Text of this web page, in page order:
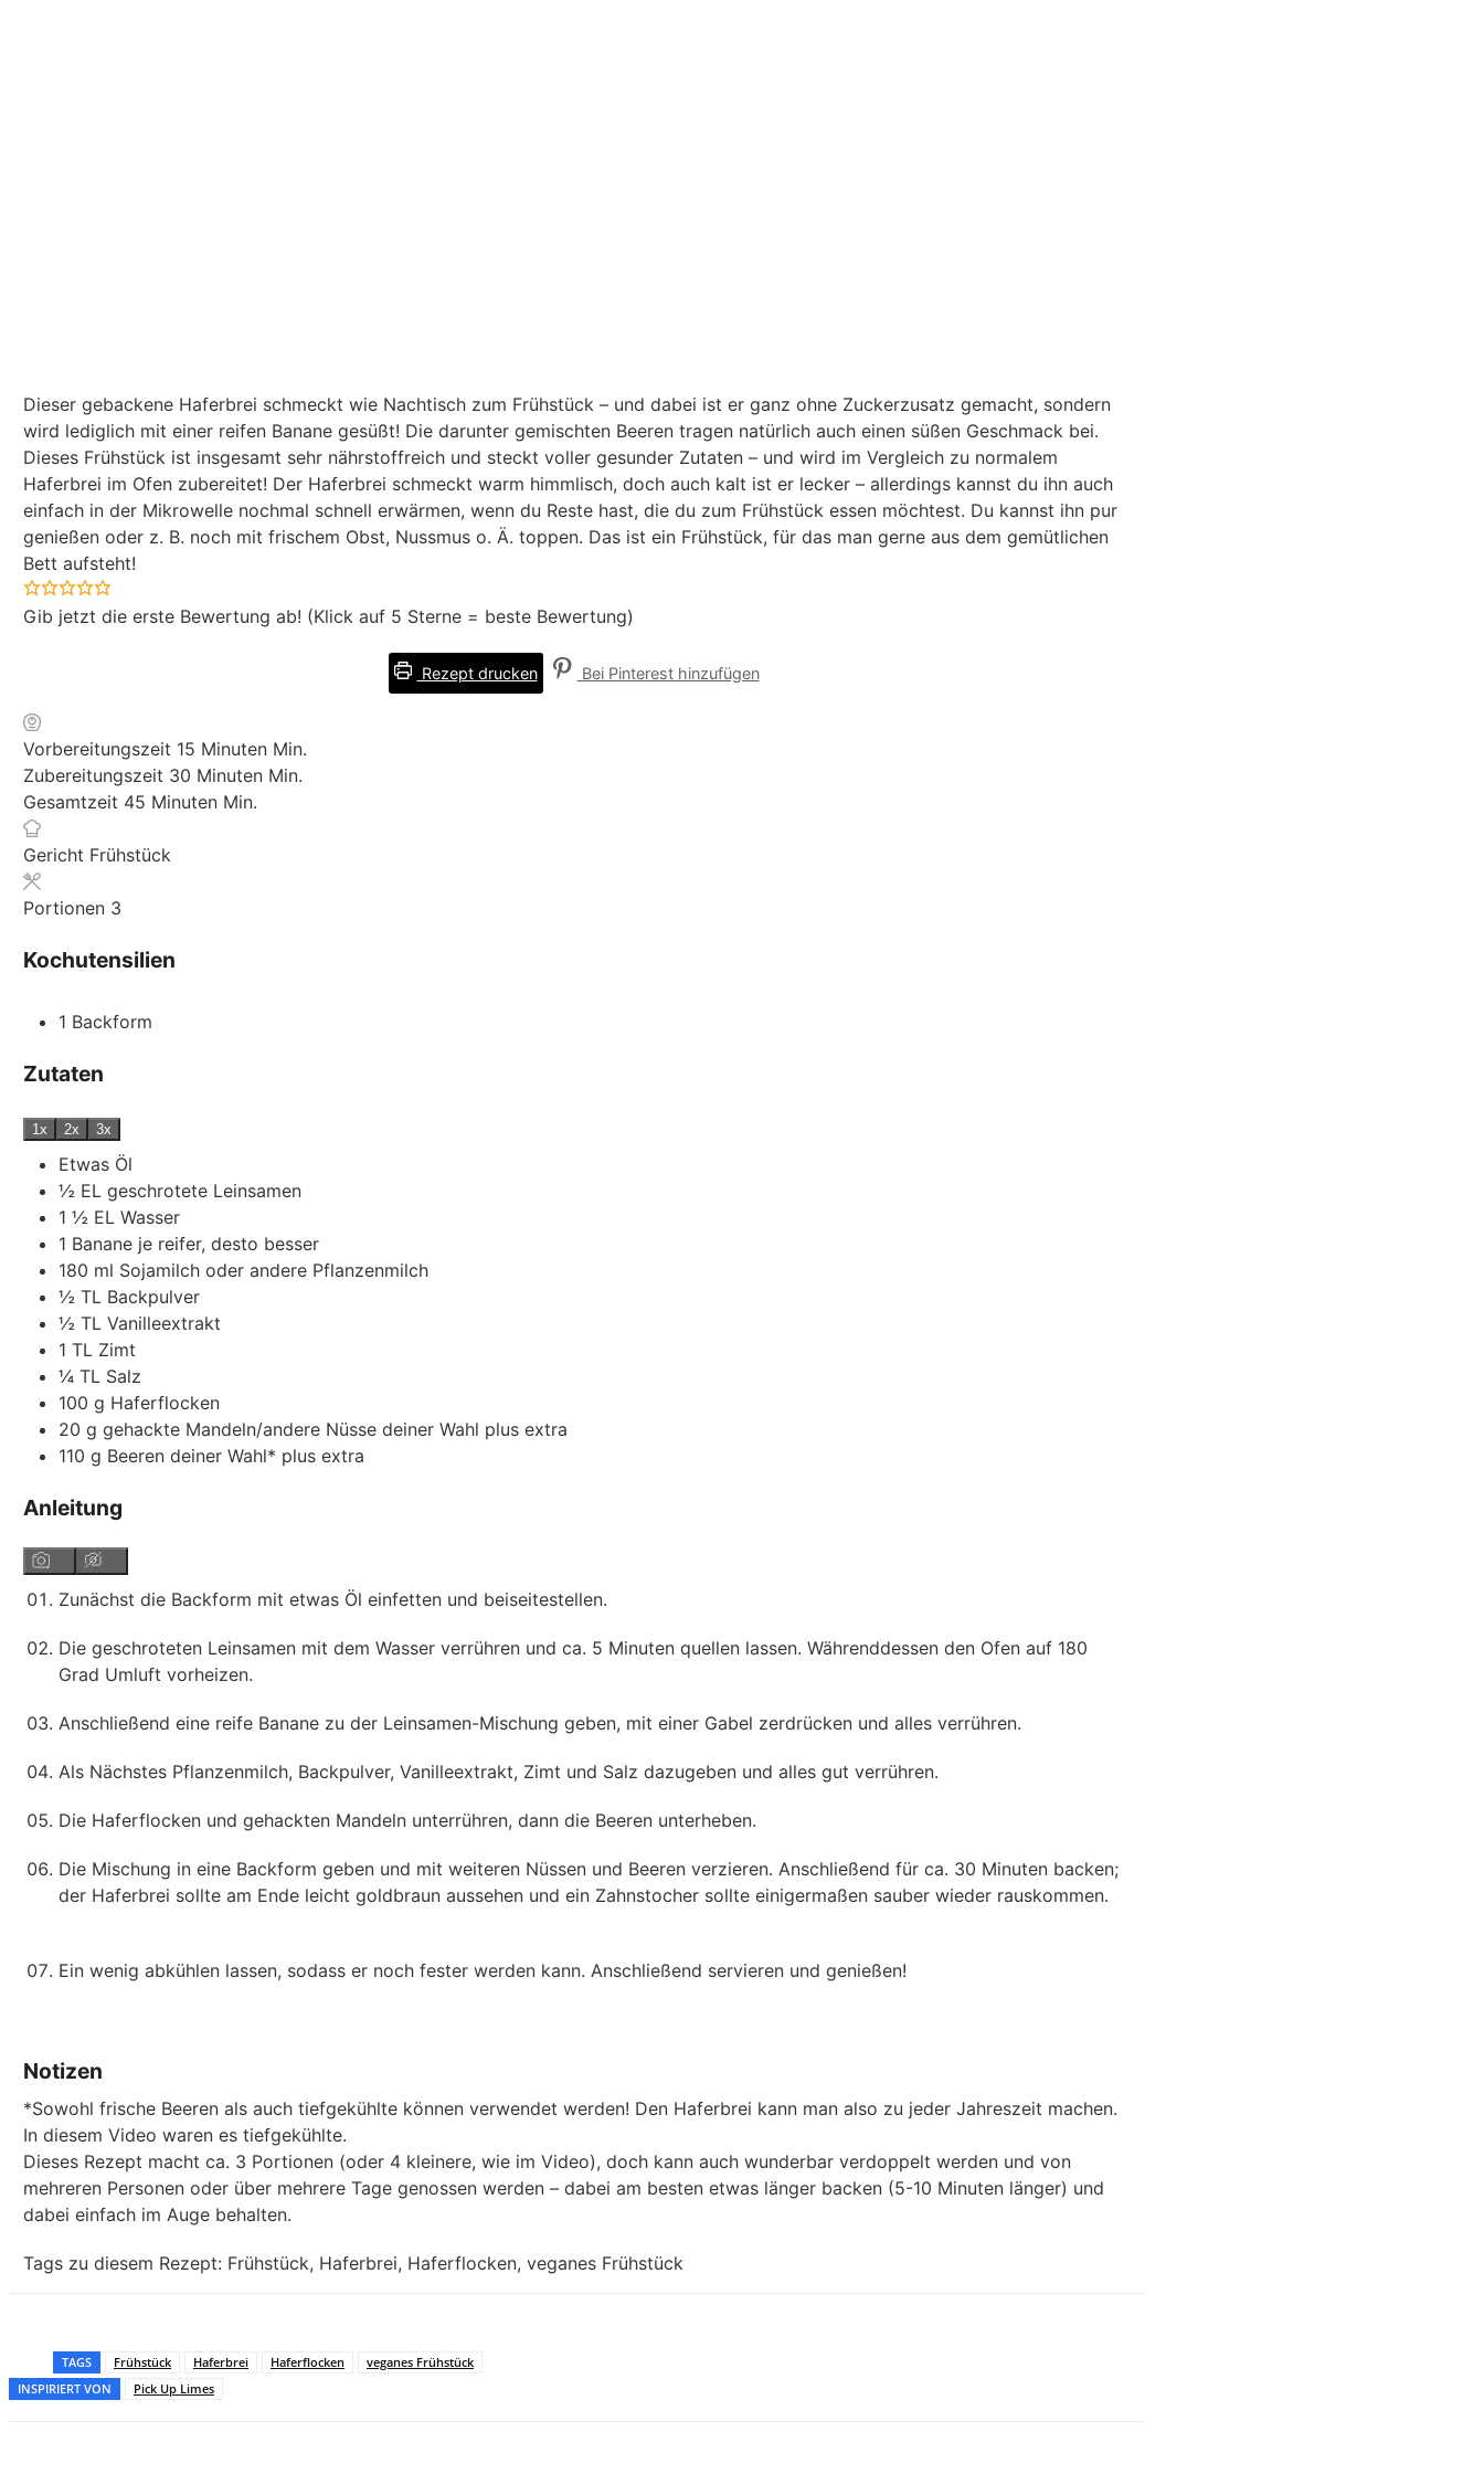
Dieser gebackene Haferbrei schmeckt wie Nachtisch zum Frühstück – und dabei ist er ganz ohne Zuckerzusatz gemacht, sondern
wird lediglich mit einer reifen Banane gesüßt! Die darunter gemischten Beeren tragen natürlich auch einen süßen Geschmack bei.
Dieses Frühstück ist insgesamt sehr nährstoffreich und steckt voller gesunder Zutaten – und wird im Vergleich zu normalem
Haferbrei im Ofen zubereitet! Der Haferbrei schmeckt warm himmlisch, doch auch kalt ist er lecker – allerdings kannst du ihn auch
einfach in der Mikrowelle nochmal schnell erwärmen, wenn du Reste hast, die du zum Frühstück essen möchtest. Du kannst ihn pur
genießen oder z. B. noch mit frischem Obst, Nussmus o. Ä. toppen. Das ist ein Frühstück, für das man gerne aus dem gemütlichen
Bett aufsteht!
Gib jetzt die erste Bewertung ab! (Klick auf 5 Sterne = beste Bewertung)
Rezept drucken Bei Pinterest hinzufügen
Vorbereitungszeit 15 Minuten Min.
Zubereitungszeit 30 Minuten Min.
Gesamtzeit 45 Minuten Min.
Gericht Frühstück
Portionen 3
Kochutensilien
1 Backform
Zutaten
1x 2x 3x
Etwas Öl
½ EL geschrotete Leinsamen
1 ½ EL Wasser
1 Banane je reifer, desto besser
180 ml Sojamilch oder andere Pflanzenmilch
½ TL Backpulver
½ TL Vanilleextrakt
1 TL Zimt
¼ TL Salz
100 g Haferflocken
20 g gehackte Mandeln/andere Nüsse deiner Wahl plus extra
110 g Beeren deiner Wahl* plus extra
Anleitung
Zunächst die Backform mit etwas Öl einfetten und beiseitestellen.
Die geschroteten Leinsamen mit dem Wasser verrühren und ca. 5 Minuten quellen lassen. Währenddessen den Ofen auf 180
Grad Umluft vorheizen.
Anschließend eine reife Banane zu der Leinsamen-Mischung geben, mit einer Gabel zerdrücken und alles verrühren.
Als Nächstes Pflanzenmilch, Backpulver, Vanilleextrakt, Zimt und Salz dazugeben und alles gut verrühren.
Die Haferflocken und gehackten Mandeln unterrühren, dann die Beeren unterheben.
Die Mischung in eine Backform geben und mit weiteren Nüssen und Beeren verzieren. Anschließend für ca. 30 Minuten backen;
der Haferbrei sollte am Ende leicht goldbraun aussehen und ein Zahnstocher sollte einigermaßen sauber wieder rauskommen.
Ein wenig abkühlen lassen, sodass er noch fester werden kann. Anschließend servieren und genießen!
Notizen
*Sowohl frische Beeren als auch tiefgekühlte können verwendet werden! Den Haferbrei kann man also zu jeder Jahreszeit machen.
In diesem Video waren es tiefgekühlte.
Dieses Rezept macht ca. 3 Portionen (oder 4 kleinere, wie im Video), doch kann auch wunderbar verdoppelt werden und von
mehreren Personen oder über mehrere Tage genossen werden – dabei am besten etwas länger backen (5-10 Minuten länger) und
dabei einfach im Auge behalten.
Tags zu diesem Rezept: Frühstück, Haferbrei, Haferflocken, veganes Frühstück
TAGS Frühstück Haferbrei Haferflocken
veganes Frühstück
INSPIRIERT VON
Pick Up Limes